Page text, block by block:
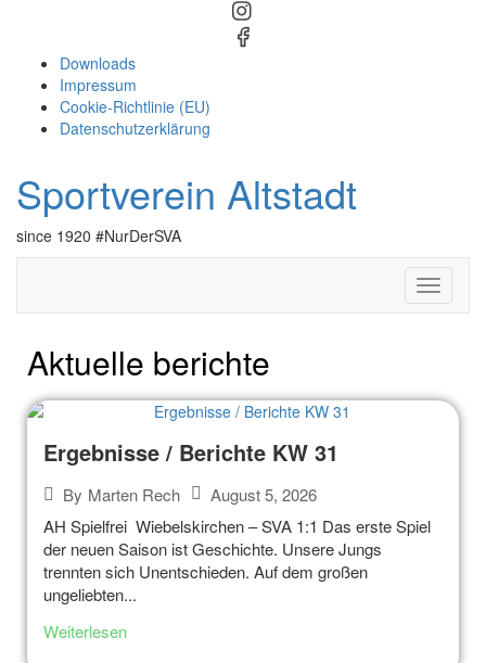
Downloads
Impressum
Cookie-Richtlinie (EU)
Datenschutzerklärung
Sportverein Altstadt
since 1920 #NurDerSVA
Toggle
Aktuelle berichte
Ergebnisse / Berichte KW 31
By Marten Rech
August 5, 2026
AH Spielfrei Wiebelskirchen – SVA 1:1 Das erste Spiel
der neuen Saison ist Geschichte. Unsere Jungs
trennten sich Unentschieden. Auf dem großen
ungeliebten...
Weiterlesen